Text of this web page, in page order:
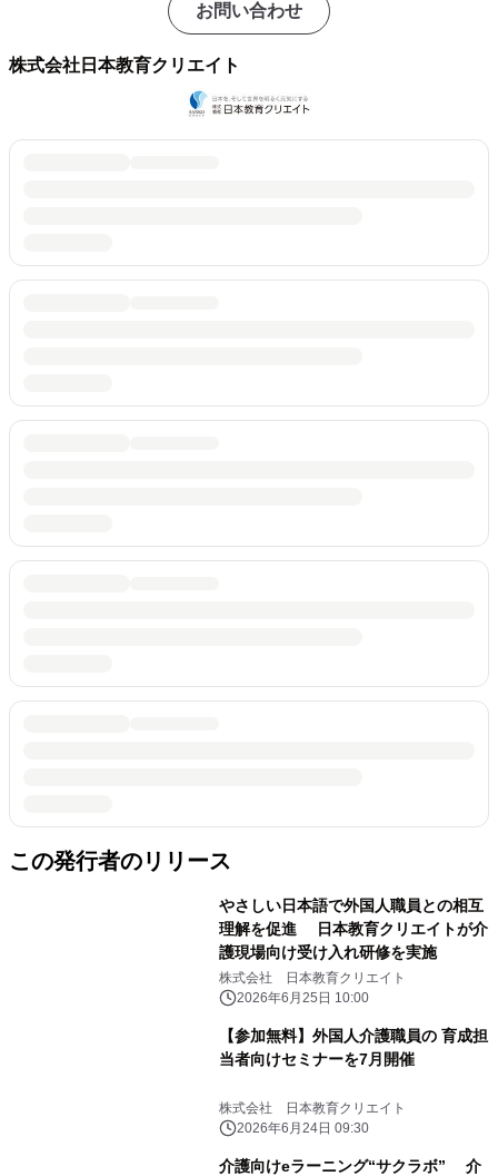
お問い合わせ
株式会社日本教育クリエイト
この発行者のリリース
やさしい日本語で外国人職員との相互
理解を促進 日本教育クリエイトが介
護現場向け受け入れ研修を実施
株式会社 日本教育クリエイト
2026年6月25日 10:00
【参加無料】外国人介護職員の 育成担
当者向けセミナーを7月開催
株式会社 日本教育クリエイト
2026年6月24日 09:30
介護向けeラーニング“サクラボ” 介